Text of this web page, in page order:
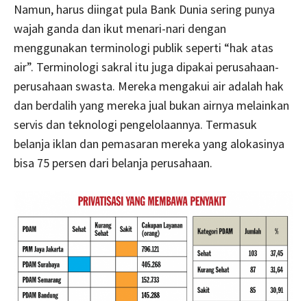
Namun, harus diingat pula Bank Dunia sering punya
wajah ganda dan ikut menari-nari dengan
menggunakan terminologi publik seperti “hak atas
air”. Terminologi sakral itu juga dipakai perusahaan-
perusahaan swasta. Mereka mengakui air adalah hak
dan berdalih yang mereka jual bukan airnya melainkan
servis dan teknologi pengelolaannya. Termasuk
belanja iklan dan pemasaran mereka yang alokasinya
bisa 75 persen dari belanja perusahaan.